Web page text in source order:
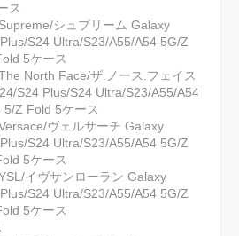
ス
シュプリーム Galaxy
S24 Ultra/S23/A55/A54 5G/Z
5ケース
North Face/ザ.ノース.フェイス
S24 Plus/S24 Ultra/S23/A55/A54
5/Z Fold 5ケース
ヴェルサーチ Galaxy
S24 Ultra/S23/A55/A54 5G/Z
5ケース
イヴサンローラン Galaxy
S24 Ultra/S23/A55/A54 5G/Z
5ケース